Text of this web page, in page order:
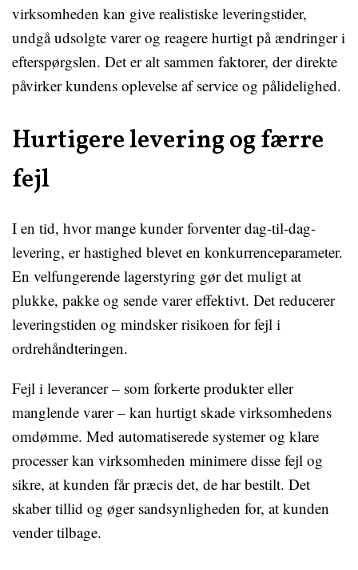
virksomheden kan give realistiske leveringstider,
undgå udsolgte varer og reagere hurtigt på ændringer i
efterspørgslen. Det er alt sammen faktorer, der direkte
påvirker kundens oplevelse af service og pålidelighed.
Hurtigere levering og færre
fejl
I en tid, hvor mange kunder forventer dag-til-dag-
levering, er hastighed blevet en konkurrenceparameter.
En velfungerende lagerstyring gør det muligt at
plukke, pakke og sende varer effektivt. Det reducerer
leveringstiden og mindsker risikoen for fejl i
ordrehåndteringen.
Fejl i leverancer – som forkerte produkter eller
manglende varer – kan hurtigt skade virksomhedens
omdømme. Med automatiserede systemer og klare
processer kan virksomheden minimere disse fejl og
sikre, at kunden får præcis det, de har bestilt. Det
skaber tillid og øger sandsynligheden for, at kunden
vender tilbage.